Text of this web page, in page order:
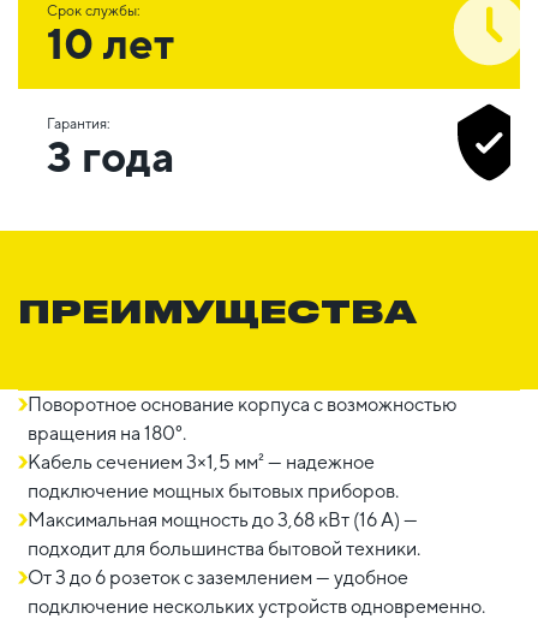
Срок службы:
10 лет
Гарантия:
3 года
ПРЕИМУЩЕСТВА
Поворотное основание корпуса с возможностью
вращения на 180°.
Кабель сечением 3×1,5 мм² — надежное
подключение мощных бытовых приборов.
Максимальная мощность до 3,68 кВт (16 А) —
подходит для большинства бытовой техники.
От 3 до 6 розеток с заземлением — удобное
подключение нескольких устройств одновременно.